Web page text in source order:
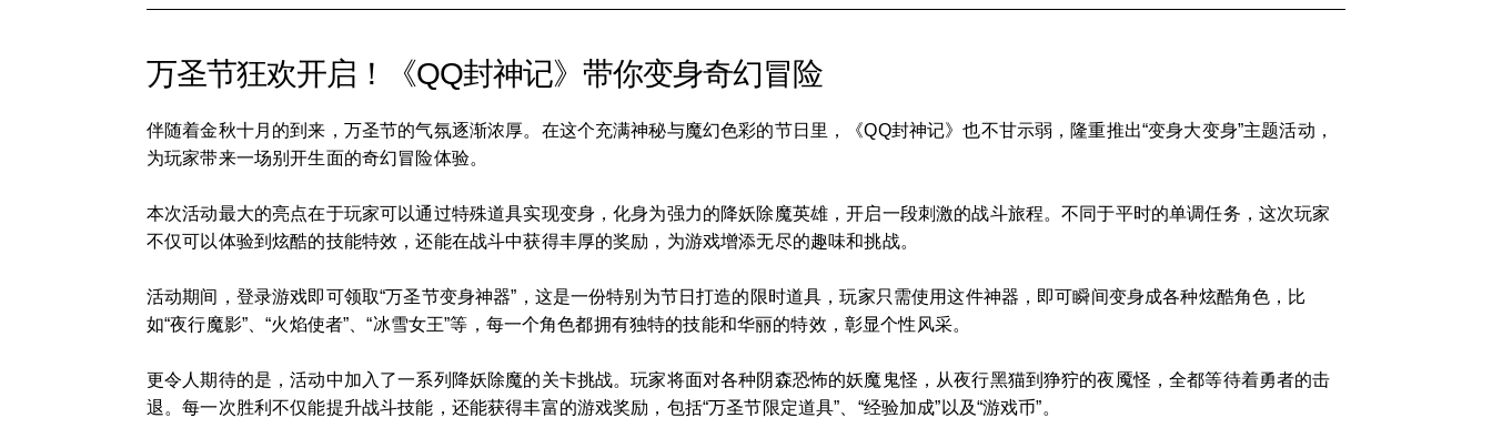
万圣节狂欢开启！《QQ封神记》带你变身奇幻冒险
伴随着金秋十月的到来，万圣节的气氛逐渐浓厚。在这个充满神秘与魔幻色彩的节日里，《QQ封神记》也不甘示弱，隆重推出“变身大变身”主题活动，
为玩家带来一场别开生面的奇幻冒险体验。
本次活动最大的亮点在于玩家可以通过特殊道具实现变身，化身为强力的降妖除魔英雄，开启一段刺激的战斗旅程。不同于平时的单调任务，这次玩家
不仅可以体验到炫酷的技能特效，还能在战斗中获得丰厚的奖励，为游戏增添无尽的趣味和挑战。
活动期间，登录游戏即可领取“万圣节变身神器”，这是一份特别为节日打造的限时道具，玩家只需使用这件神器，即可瞬间变身成各种炫酷角色，比
如“夜行魔影”、“火焰使者”、“冰雪女王”等，每一个角色都拥有独特的技能和华丽的特效，彰显个性风采。
更令人期待的是，活动中加入了一系列降妖除魔的关卡挑战。玩家将面对各种阴森恐怖的妖魔鬼怪，从夜行黑猫到狰狞的夜魇怪，全都等待着勇者的击
退。每一次胜利不仅能提升战斗技能，还能获得丰富的游戏奖励，包括“万圣节限定道具”、“经验加成”以及“游戏币”。